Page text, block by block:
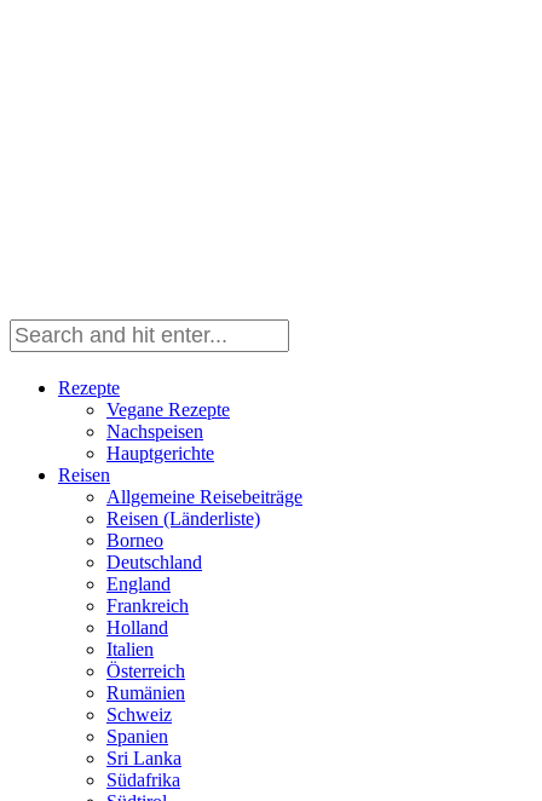
Rezepte
Vegane Rezepte
Nachspeisen
Hauptgerichte
Reisen
Allgemeine Reisebeiträge
Reisen (Länderliste)
Borneo
Deutschland
England
Frankreich
Holland
Italien
Österreich
Rumänien
Schweiz
Spanien
Sri Lanka
Südafrika